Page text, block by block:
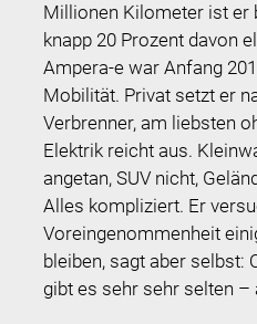
Millionen Kilometer ist er
knapp 20 Prozent davon
Ampera-e war Anfang
Mobilität. Privat setzt er
Verbrenner, am liebsten
Elektrik reicht aus.
angetan, SUV nicht,
Alles kompliziert. Er
Voreingenommenheit
bleiben, sagt aber selbst:
gibt es sehr sehr selten